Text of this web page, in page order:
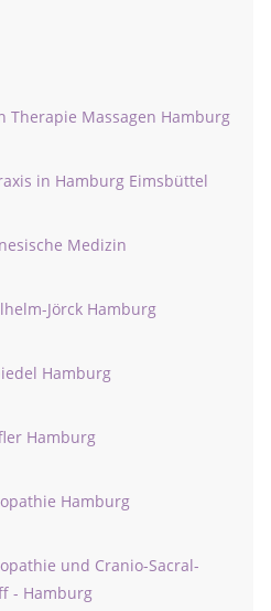
Therapie Massagen Hamburg
in Hamburg Eimsbüttel
Medizin
Jörck Hamburg
Hamburg
Hamburg
Hamburg
und Cranio-Sacral-
- Hamburg